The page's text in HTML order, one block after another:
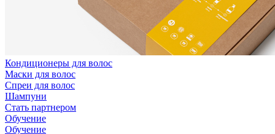
Кондиционеры для волос
Маски для волос
Спреи для волос
Шампуни
Стать партнером
Обучение
Обучение